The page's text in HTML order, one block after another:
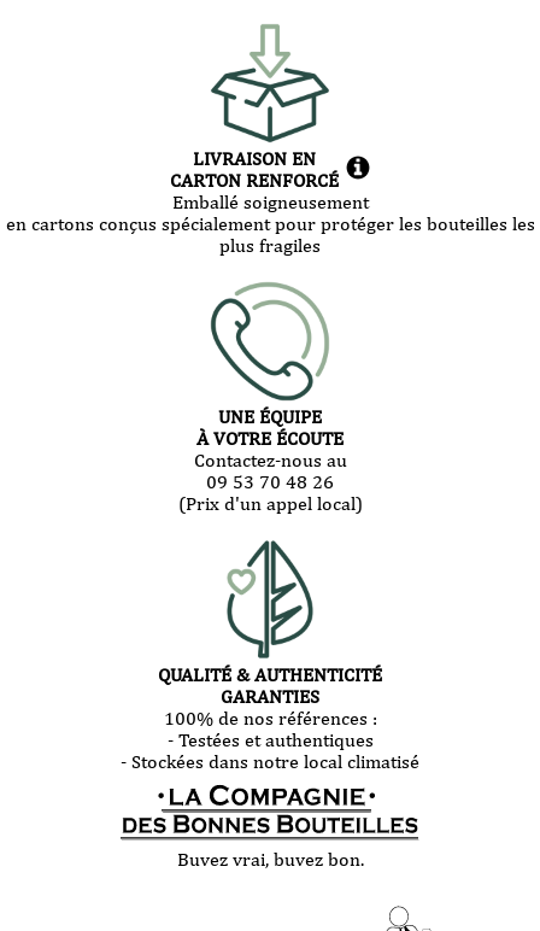
LIVRAISON EN
CARTON RENFORCÉ
Emballé soigneusement
en cartons conçus spécialement pour protéger les bouteilles les
plus fragiles
UNE ÉQUIPE
À VOTRE ÉCOUTE
Contactez-nous au
09 53 70 48 26
(Prix d'un appel local)
QUALITÉ & AUTHENTICITÉ
GARANTIES
100% de nos références :
- Testées et authentiques
- Stockées dans notre local climatisé
Buvez vrai, buvez bon.